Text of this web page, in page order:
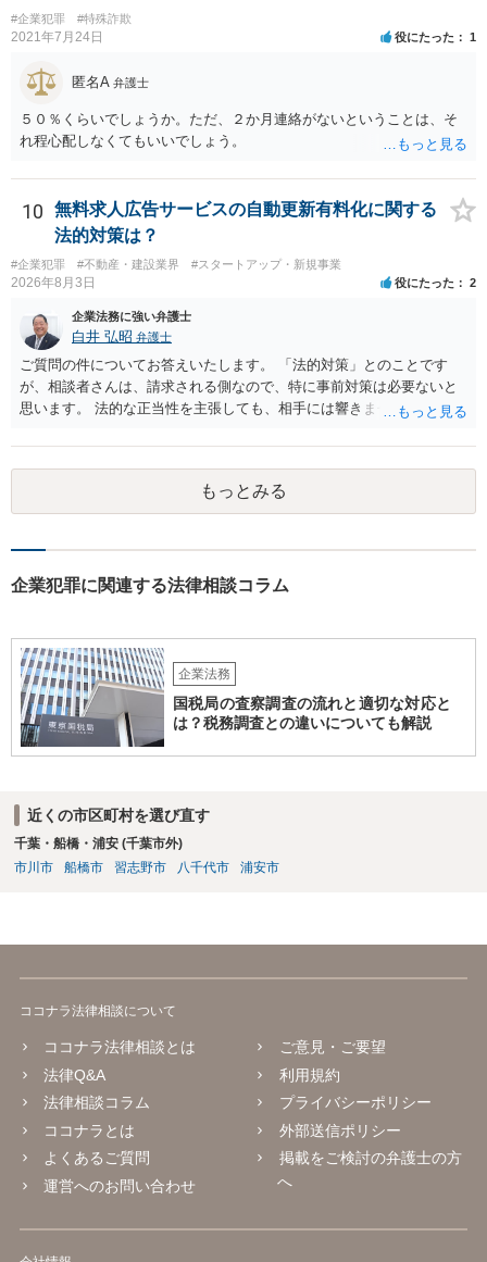
#企業犯罪 #特殊詐欺
2021年7月24日 役にたった 1
匿名A 弁護士
５０％くらいでしょうか。ただ、２か月連絡がないということは、そ
れ程心配しなくてもいいでしょう。
10
無料求人広告サービスの自動更新有料化に関する
法的対策は？
#企業犯罪 #不動産・建設業界 #スタートアップ・新規事業
2026年8月3日 役にたった 2
企業法務に強い弁護士
白井 弘昭 弁護士
ご質問の件についてお答えいたします。 「法的対策」とのことです
が、相談者さんは、請求される側なので、特に事前対策は必要ないと
思います。 法的な正当性を主張しても、相手には響きません。そもそ
的手段として裁判（おそらく少額訴訟）をするかどうかの問題ですの
で、訴訟を提起してきたら粛々と対応することになります。 少額訴訟
は、１人（１社）年間１０回までしかできないので、こちらが毅然と
支払いを拒否すれば、少額訴訟を提起する可能性は、低いものと思わ
すと、押し負けて支払うかもと考えますので、弁護士に依頼するなど
応、弁護士に依頼して同様の対応、裁判してきたら、従業員にて粛々
と対応のどれかを選択することになります。 以上、ご参考まで。
もっとみる
企業犯罪に関連する法律相談コラム
企業法務
国税局の査察調査の流れと適切な対応と
は？税務調査との違いについても解説
近くの市区町村を選び直す
千葉・船橋・浦安 (千葉市外)
市川市
船橋市 習志野市 八千代市 浦安市
ココナラ法律相談について
ココナラ法律相談とは
法律Q&A
法律相談コラム
ココナラとは
よくあるご質問
運営へのお問い合わせ
ご意見・ご要望
利用規約
プライバシーポリシー
外部送信ポリシー
掲載をご検討の弁護士の方
へ